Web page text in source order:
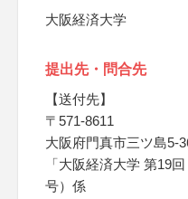
大阪経済大学
提出先・問合先
【送付先】
〒571-8611
大阪府門真市三ツ島5-
「大阪経済大学 第19
号）係